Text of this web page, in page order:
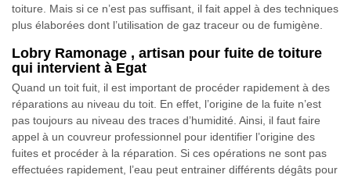
toiture. Mais si ce n’est pas suffisant, il fait appel à des techniques
plus élaborées dont l’utilisation de gaz traceur ou de fumigène.
Lobry Ramonage , artisan pour fuite de toiture
qui intervient à Egat
Quand un toit fuit, il est important de procéder rapidement à des
réparations au niveau du toit. En effet, l’origine de la fuite n’est
pas toujours au niveau des traces d’humidité. Ainsi, il faut faire
appel à un couvreur professionnel pour identifier l’origine des
fuites et procéder à la réparation. Si ces opérations ne sont pas
effectuées rapidement, l’eau peut entrainer différents dégâts pour